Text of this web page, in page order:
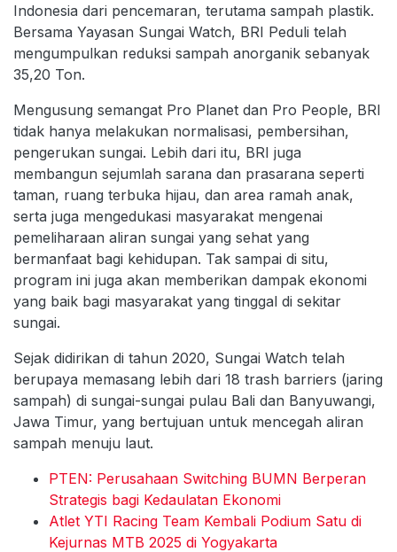
Indonesia dari pencemaran, terutama sampah plastik.
Bersama Yayasan Sungai Watch, BRI Peduli telah
mengumpulkan reduksi sampah anorganik sebanyak
35,20 Ton.
Mengusung semangat Pro Planet dan Pro People, BRI
tidak hanya melakukan normalisasi, pembersihan,
pengerukan sungai. Lebih dari itu, BRI juga
membangun sejumlah sarana dan prasarana seperti
taman, ruang terbuka hijau, dan area ramah anak,
serta juga mengedukasi masyarakat mengenai
pemeliharaan aliran sungai yang sehat yang
bermanfaat bagi kehidupan. Tak sampai di situ,
program ini juga akan memberikan dampak ekonomi
yang baik bagi masyarakat yang tinggal di sekitar
sungai.
Sejak didirikan di tahun 2020, Sungai Watch telah
berupaya memasang lebih dari 18 trash barriers (jaring
sampah) di sungai-sungai pulau Bali dan Banyuwangi,
Jawa Timur, yang bertujuan untuk mencegah aliran
sampah menuju laut.
PTEN: Perusahaan Switching BUMN Berperan
Strategis bagi Kedaulatan Ekonomi
Atlet YTI Racing Team Kembali Podium Satu di
Kejurnas MTB 2025 di Yogyakarta